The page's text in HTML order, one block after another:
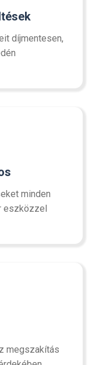
díjmentesen,
minden
eszközzel
megszakítás